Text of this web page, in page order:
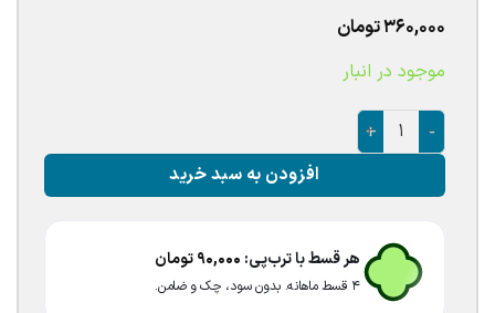
360,000تومان
موجود در انبار
پک بادکنک بنفش 20عددی عدد
افزودن به سبد خرید
هر قسط با ترب‌پی: 90,000تومان
۴ قسط ماهانه. بدون سود، چک و ضامن.